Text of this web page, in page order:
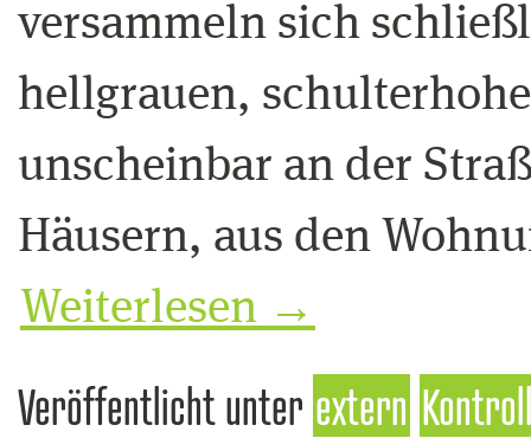
versammeln sich
hellgrauen,
unscheinbar an der
Häusern, aus den
Weiterlesen →
Veröffentlicht unter extern